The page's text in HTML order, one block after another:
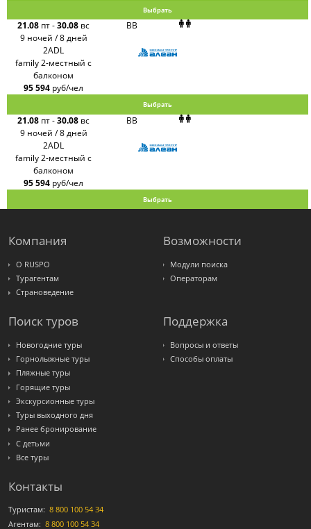
Выбрать
21.08 пт-30.08 вс
9 ночей / 8 дней
BB
2ADL
family 2-местный с
балконом
95 594 руб/чел
Выбрать
21.08 пт-30.08 вс
9 ночей / 8 дней
BB
2ADL
family 2-местный с
балконом
95 594 руб/чел
Выбрать
Компания
О RUSPO
Турагентам
Страноведение
Возможности
Модули поиска
Операторам
Поиск туров
Новогодние туры
Горнолыжные туры
Пляжные туры
Горящие туры
Экскурсионные туры
Туры выходного дня
Ранее бронирование
С детьми
Все туры
Поддержка
Вопросы и ответы
Способы оплаты
Контакты
Туристам: 8 800 100 54 34
Агентам: 8 800 100 54 34